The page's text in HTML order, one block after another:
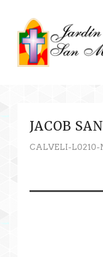
JACOB
CALVELI-L0210-